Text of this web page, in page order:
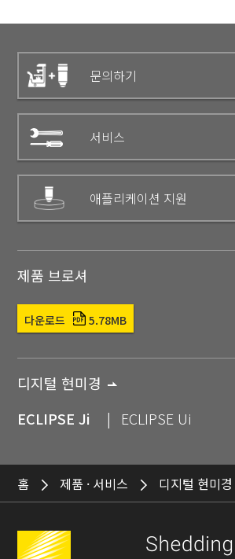
문의하기
서비스
애플리케이션 지원
제품 브로셔
다운로드 5.78MB
디지털 현미경
ECLIPSE Ji
ECLIPSE Ui
홈 제품 · 서비스 디지털 현미경